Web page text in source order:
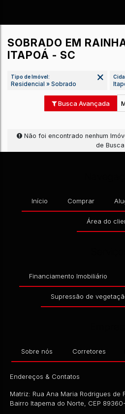
SOBRADO EM
ITAPOÁ - SC
Tipo de Imóvel:
Busca Avançada
Início Comprar
Área do
Financiamento Imobiliário
Supressão de
Sobre nós Corretores
Endereços & Contatos
Matriz: Rua Ana Maria Rodrigues de
Bairro Itapema do Norte, CEP